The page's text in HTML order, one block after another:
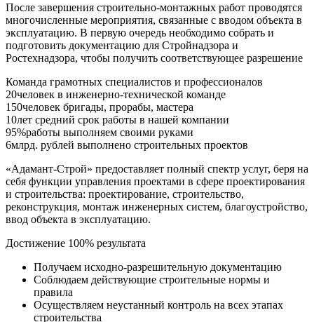
После завершения строительно-монтажных работ проводятся
многочисленные мероприятия, связанные с вводом объекта в
эксплуатацию. В первую очередь необходимо собрать и
подготовить документацию для Стройнадзора и
Ростехнадзора, чтобы получить соответствующее разрешение
Команда грамотных специалистов и профессионалов
20человек в инженерно-технической команде
150человек бригады, прорабы, мастера
10лет средний срок работы в нашей компании
95%работы выполняем своими руками
6млрд. рублей выполнено строительных проектов
«Адамант-Строй» предоставляет полный спектр услуг, беря на
себя функции управления проектами в сфере проектирования
и строительства: проектирование, строительство,
реконструкция, монтаж инженерных систем, благоустройство,
ввод объекта в эксплуатацию.
Достижение 100% результата
Получаем исходно-разрешительную документацию
Соблюдаем действующие строительные нормы и
правила
Осуществляем неустанный контроль на всех этапах
строительства